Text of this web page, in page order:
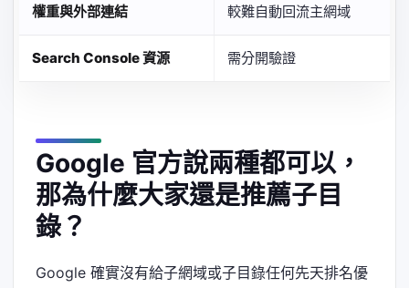
權重與外部連結 較難自動回流主網域
Search Console 資源 需分開驗證
Google 官方說兩種都可以，
那為什麼大家還是推薦子目
錄？
Google 確實沒有給子網域或子目錄任何先天排名優